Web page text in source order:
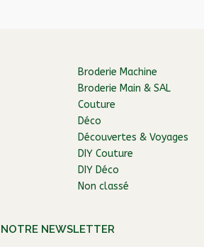
Broderie Machine
Broderie Main & SAL
Couture
Déco
Découvertes & Voyages
DIY Couture
DIY Déco
Non classé
NEWSLETTER